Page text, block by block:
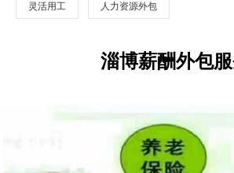
灵活用工 人力资源外包
淄博薪酬外包